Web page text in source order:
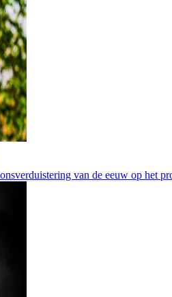
van de eeuw op het